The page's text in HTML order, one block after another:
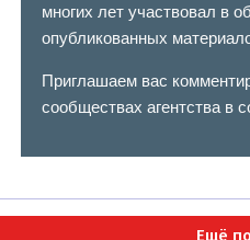
многих лет участвовал в
опубликованных
Приглашаем вас
сообществах агентства в
Ещё